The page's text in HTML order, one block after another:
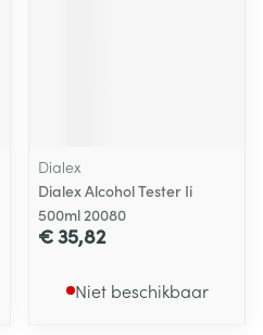
Dialex
Dialex Alcohol Tester Ii
500ml 20080
€ 35,82
Niet beschikbaar